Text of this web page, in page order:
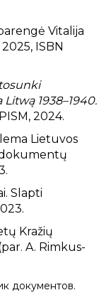
Vitalija
ISBN
1938–1940.
2024.
Lietuvos
dokumentų
Slapti
Kražių
A. Rimkus-
документов.